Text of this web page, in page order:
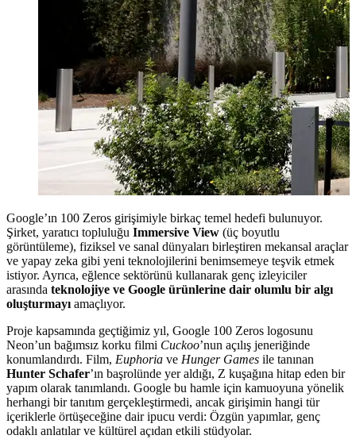
Google’ın 100 Zeros girişimiyle birkaç temel hedefi bulunuyor.
Şirket, yaratıcı topluluğu Immersive View (üç boyutlu
görüntüleme), fiziksel ve sanal dünyaları birleştiren mekansal araçlar
ve yapay zeka gibi yeni teknolojilerini benimsemeye teşvik etmek
istiyor. Ayrıca, eğlence sektörünü kullanarak genç izleyiciler
arasında teknolojiye ve Google ürünlerine dair olumlu bir algı
oluşturmayı amaçlıyor.
Proje kapsamında geçtiğimiz yıl, Google 100 Zeros logosunu
Neon’un bağımsız korku filmi Cuckoo’nun açılış jeneriğinde
konumlandırdı. Film, Euphoria ve Hunger Games ile tanınan
Hunter Schafer’ın başrolünde yer aldığı, Z kuşağına hitap eden bir
yapım olarak tanımlandı. Google bu hamle için kamuoyuna yönelik
herhangi bir tanıtım gerçekleştirmedi, ancak girişimin hangi tür
içeriklerle örtüşeceğine dair ipucu verdi: Özgün yapımlar, genç
odaklı anlatılar ve kültürel açıdan etkili stüdyolar.